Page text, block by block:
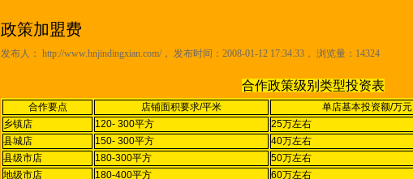
政策加盟费
发布人： http://www.hnjindingxian.com/， 发布时间：2008-01-12 17:34:33， 浏览量：14324
合作政策级别类型投资表
合作要点 店铺面积要求/平米 单店基本投资额/万元
乡镇店
120- 300平方 25万左右
县城店
150- 300平方 40万左右
县级市店
180-300平方 50万左右
地级市店
180-400平方 60万左右